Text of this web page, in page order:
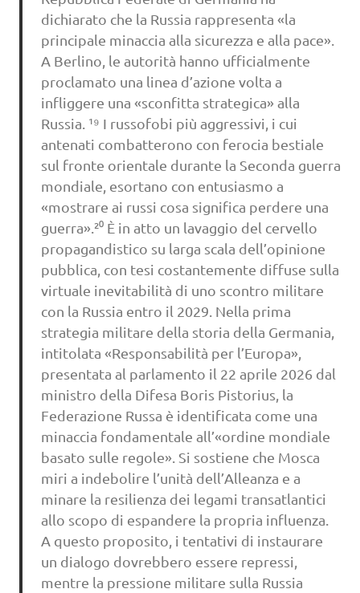
dichiarato che la Russia rappresenta «la
principale minaccia alla sicurezza e alla pace».
A Berlino, le autorità hanno ufficialmente
proclamato una linea d’azione volta a
infliggere una «sconfitta strategica» alla
Russia. ¹⁹ I russofobi più aggressivi, i cui
antenati combatterono con ferocia bestiale
sul fronte orientale durante la Seconda guerra
mondiale, esortano con entusiasmo a
«mostrare ai russi cosa significa perdere una
guerra».²⁰ È in atto un lavaggio del cervello
propagandistico su larga scala dell’opinione
pubblica, con tesi costantemente diffuse sulla
virtuale inevitabilità di uno scontro militare
con la Russia entro il 2029. Nella prima
strategia militare della storia della Germania,
intitolata «Responsabilità per l’Europa»,
presentata al parlamento il 22 aprile 2026 dal
ministro della Difesa Boris Pistorius, la
Federazione Russa è identificata come una
minaccia fondamentale all’«ordine mondiale
basato sulle regole». Si sostiene che Mosca
miri a indebolire l’unità dell’Alleanza e a
minare la resilienza dei legami transatlantici
allo scopo di espandere la propria influenza.
A questo proposito, i tentativi di instaurare
un dialogo dovrebbero essere repressi,
mentre la pressione militare sulla Russia